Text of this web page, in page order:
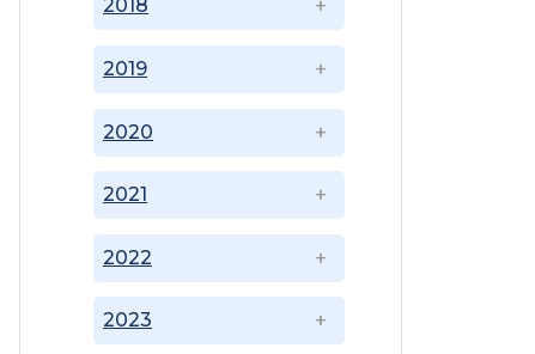
2018
2019
2020
2021
2022
2023